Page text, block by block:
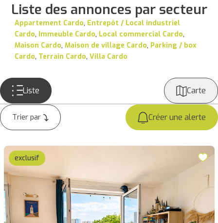
Liste des annonces par secteur
Appartement Cardo, Entrepôt / Local industriel
Cardo, Immeuble Cardo, Local commercial Cardo,
Maison Cardo, Maison de village Cardo, Parking / box
Cardo, Terrain Cardo, Villa Cardo
Créer une alerte
Liste Carte
exclusif